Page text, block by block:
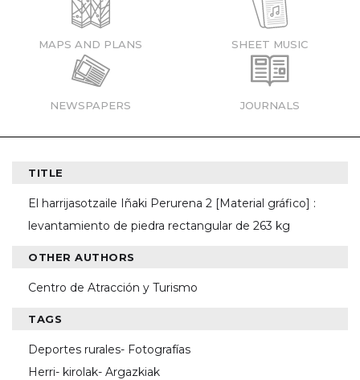
MAPS AND PLANS SHEET MUSIC
NEWSPAPERS JOURNALS
TITLE
El harrijasotzaile Iñaki Perurena 2 [Material gráfico] :
levantamiento de piedra rectangular de 263 kg
OTHER AUTHORS
Centro de Atracción y Turismo
TAGS
Deportes rurales- Fotografías
Herri- kirolak- Argazkiak